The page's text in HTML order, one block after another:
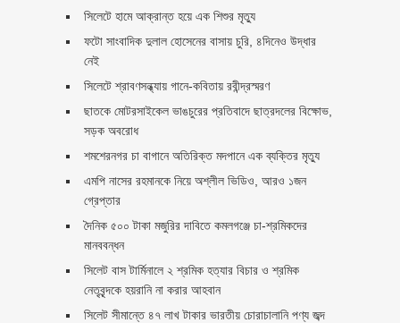
সিলেটে হামে আক্রান্ত হয়ে এক শিশুর মৃত্যু
ফটো সাংবাদিক দুলাল হোসেনের বাসায় চুরি, ৪দিনেও উদ্ধার
নেই
সিলেটে শ্রাবণসন্ধ্যায় গানে-কবিতায় রবীন্দ্রস্মরণ
ছাতকে মোটরসাইকেল ভাঙচুরের প্রতিবাদে ছাত্রদলের বিক্ষোভ,
সড়ক অবরোধ
শমশেরনগর চা বাগানে অতিরিক্ত মদপানে এক ব্যক্তির মৃত্যু
এমপি নাসের রহমানকে নিয়ে অশ্লীল ভিডিও, আরও ১জন
গ্রেপ্তার
দৈনিক ৫০০ টাকা মজুরির দাবিতে কমলগঞ্জে চা-শ্রমিকদের
মানববন্ধন
সিলেট বাস টার্মিনালে ২ শ্রমিক হত্যার বিচার ও শ্রমিক
নেতৃবৃন্দকে হয়রানি না করার আহবান
সিলেট সীমান্তে ৪৭ লাখ টাকার ভারতীয় চোরাচালানি পণ্য জব্দ